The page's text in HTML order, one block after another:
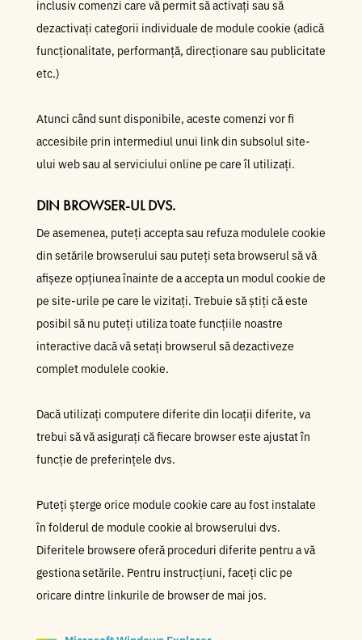
inclusiv comenzi care vă permit să activați sau să
dezactivați categorii individuale de module cookie (adică
funcționalitate, performanță, direcționare sau publicitate
etc.)
Atunci când sunt disponibile, aceste comenzi vor fi
accesibile prin intermediul unui link din subsolul site-
ului web sau al serviciului online pe care îl utilizați.
DIN BROWSER-UL DVS.
De asemenea, puteți accepta sau refuza modulele cookie
din setările browserului sau puteți seta browserul să vă
afișeze opțiunea înainte de a accepta un modul cookie de
pe site-urile pe care le vizitați. Trebuie să știți că este
posibil să nu puteți utiliza toate funcțiile noastre
interactive dacă vă setați browserul să dezactiveze
complet modulele cookie.
Dacă utilizați computere diferite din locații diferite, va
trebui să vă asigurați că fiecare browser este ajustat în
funcție de preferințele dvs.
Puteți șterge orice module cookie care au fost instalate
în folderul de module cookie al browserului dvs.
Diferitele browsere oferă proceduri diferite pentru a vă
gestiona setările. Pentru instrucțiuni, faceți clic pe
oricare dintre linkurile de browser de mai jos.